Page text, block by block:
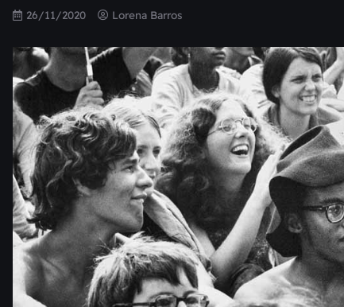
26/11/2020 Lorena Barros